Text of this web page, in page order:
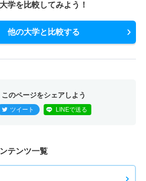
大学を比較してみよう！
他の大学と比較する
このページをシェアしよう
ツイート LINEで送る
テンツ一覧